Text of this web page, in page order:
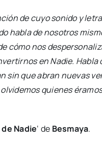
de cuyo sonido y
habla de nosotros
cómo nos
en Nadie. Habla
que abran nuevas
quienes
de Nadie‘ de Besmaya.